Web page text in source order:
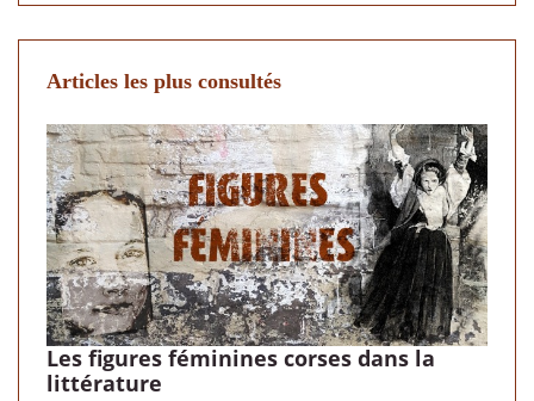
Articles les plus consultés
Les figures féminines corses dans la
littérature